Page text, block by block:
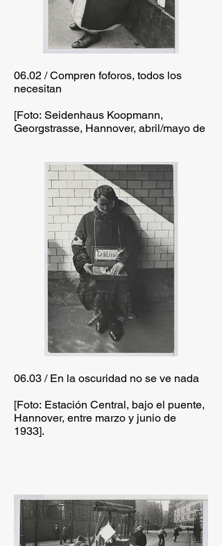
06.02 / Compren foforos, todos los
necesitan
[Foto: Seidenhaus Koopmann,
Georgstrasse, Hannover, abril/mayo de
06.03 / En la oscuridad no se ve nada
[Foto: Estación Central, bajo el puente,
Hannover, entre marzo y junio de
1933].